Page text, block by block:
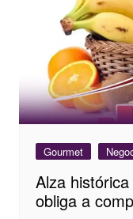
Gourmet
Alza
obliga a